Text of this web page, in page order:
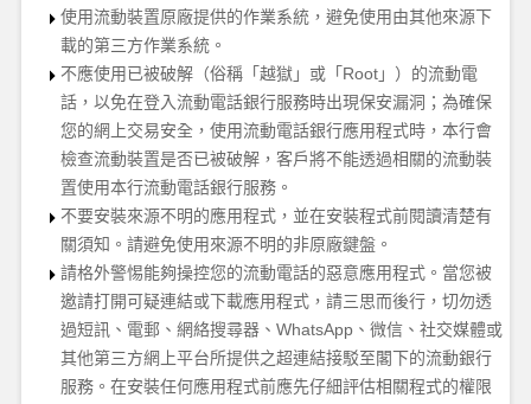
使用流動裝置原廠提供的作業系統，避免使用由其他來源下
載的第三方作業系統。
不應使用已被破解（俗稱「越獄」 或 「 Root」 ） 的流動電
話，以免在登入流動電話銀行服務時出現保安漏洞；為確保
您的網上交易安全，使用流動電話銀行應用程式時，本行會
檢查流動裝置是否已被破解，客戶將不能透過相關的流動裝
置使用本行流動電話銀行服務。
不要安裝來源不明的應用程式，並在安裝程式前閱讀清楚有
關須知。請避免使用來源不明的非原廠鍵盤。
請格外警惕能夠操控您的流動電話的惡意應用程式。當您被
邀請打開可疑連結或下載應用程式，請三思而後行， 切勿透
過短訊、 電郵、 網絡搜尋器、 WhatsApp、微信、 社交媒體或
其他第三方網上平台所提供之超連結接駁至閣下的流動銀行
服務。在安裝任何應用程式前應先仔細評估相關程式的權限